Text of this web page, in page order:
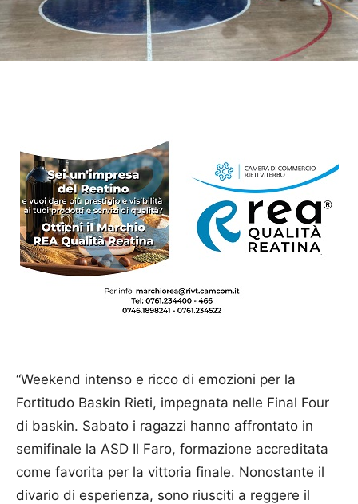
“Weekend intenso e ricco di emozioni per la
Fortitudo Baskin Rieti, impegnata nelle Final Four
di baskin. Sabato i ragazzi hanno affrontato in
semifinale la ASD Il Faro, formazione accreditata
come favorita per la vittoria finale. Nonostante il
divario di esperienza, sono riusciti a reggere il